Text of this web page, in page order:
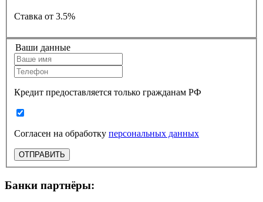
Ставка от 3.5%
Ваши данные
Кредит предоставляется только гражданам РФ
Согласен на обработку персональных данных
ОТПРАВИТЬ
Банки партнёры: